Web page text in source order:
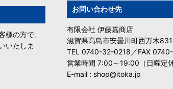
様の方で、
いたしま
お問い合わせ先
有限会社 伊藤嘉商店
滋賀県高島市安曇川町西万木
TEL 0740-32-0218／FAX
営業時間 7:00～19:00（日曜定休
E-mail : shop@itoka.jp